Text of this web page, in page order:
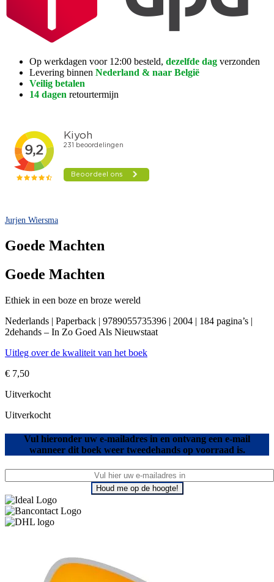
Op werkdagen voor 12:00 besteld, dezelfde dag verzonden
Levering binnen Nederland & naar België
Veilig betalen
14 dagen retourtermijn
Jurjen Wiersma
Goede Machten
Goede Machten
Ethiek in een boze en broze wereld
Nederlands | Paperback | 9789055735396 | 2004 | 184 pagina’s |
2dehands – In Zo Goed Als Nieuwstaat
Uitleg over de kwaliteit van het boek
€ 7,50
Uitverkocht
Uitverkocht
Vul hieronder uw e-mailadres in en ontvang een e-mail
wanneer dit boek weer tweedehands op voorraad is.
Houd me op de hoogte!